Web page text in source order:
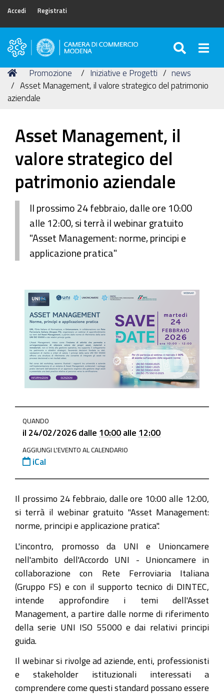
Accedi Registrati
Camera
Commercio
di
Modena
Tu
sei
qui:
Home
Promozione Iniziative e Progetti
news
Asset Management, il valore strategico del patrimonio
aziendale
Asset Management, il
valore strategico del
patrimonio aziendale
Il prossimo 24 febbraio, dalle ore 10:00
alle 12:00, si terrà il webinar gratuito
"Asset Management: norme, principi e
applicazione pratica"
progetti/news/asset-
management-
valore-
strategico-
del-
aziendale
Asset
Management,
il
valore
strategico
del
patrimonio
aziendale
2026-
02-
24T10:00:00+01:00
QUANDO
il 24/02/2026 dalle 10:00 alle 12:00
AGGIUNGI L'EVENTO AL CALENDARIO
iCal
Il prossimo 24 febbraio, dalle ore 10:00 alle 12:00,
si terrà il webinar gratuito "Asset Management:
norme, principi e applicazione pratica".
L'incontro, promosso da UNI e Unioncamere
nell'ambito dell'Accordo UNI - Unioncamere in
collaborazione con Rete Ferroviaria Italiana
(Gruppo FS) e con il supporto tecnico di DINTEC,
intende approfondire i temi dell'Asset
Management, a partire dalle norme di riferimento
della serie UNI ISO 55000 e dai relativi principi
guida.
Il webinar si rivolge ad aziende, enti, professionisti
e stakeholder istituzionali interessati a
comprendere come questi standard possano essere